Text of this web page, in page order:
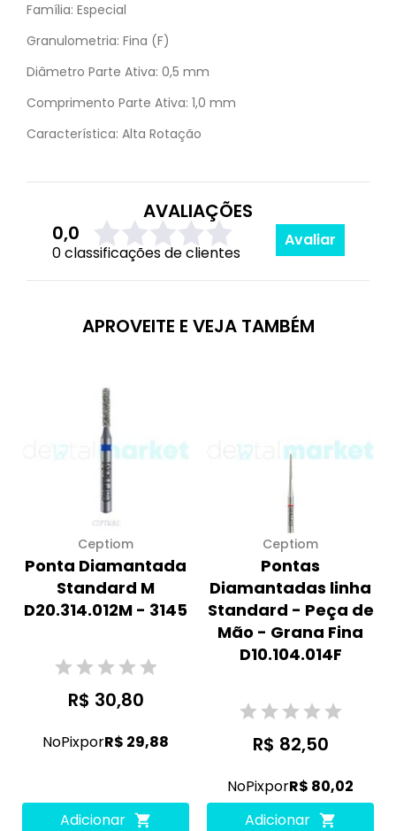
Família: Especial
Granulometria: Fina (F)
Diâmetro Parte Ativa: 0,5 mm
Comprimento Parte Ativa: 1,0 mm
Característica: Alta Rotação
AVALIAÇÕES
0,0
0 classificações de clientes
Avaliar
APROVEITE E VEJA TAMBÉM
Ceptiom
Ponta Diamantada
Standard M
D20.314.012M - 3145
R$ 30,80
NoPixporR$ 29,88
Adicionar
Ceptiom
Pontas
Diamantadas linha
Standard - Peça de
Mão - Grana Fina
D10.104.014F
R$ 82,50
NoPixporR$ 80,02
Adicionar